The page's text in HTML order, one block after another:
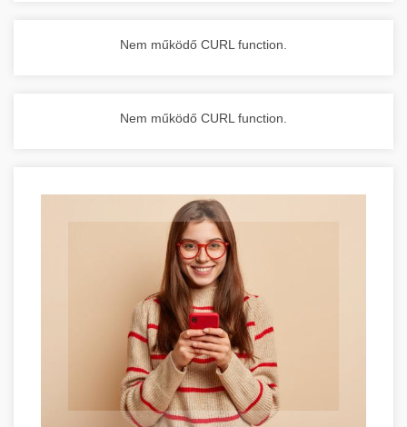
Nem működő CURL function.
Nem működő CURL function.